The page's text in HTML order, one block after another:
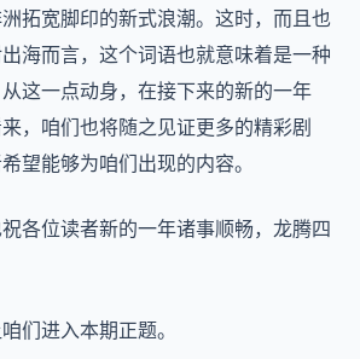
拓宽脚印的新式浪潮。这时，而且也
海而言，这个词语也就意味着是一种
这一点动身，在接下来的新的一年
，咱们也将随之见证更多的精彩剧
望能够为咱们出现的内容。
各位读者新的一年诸事顺畅，龙腾四
们进入本期正题。